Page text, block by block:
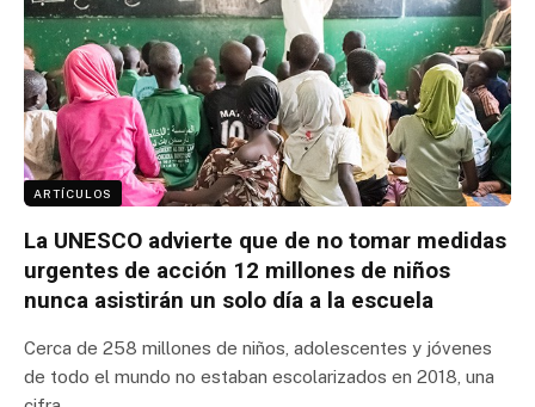
ARTÍCULOS
La UNESCO advierte que de no tomar medidas
urgentes de acción 12 millones de niños
nunca asistirán un solo día a la escuela
Cerca de 258 millones de niños, adolescentes y jóvenes
de todo el mundo no estaban escolarizados en 2018, una